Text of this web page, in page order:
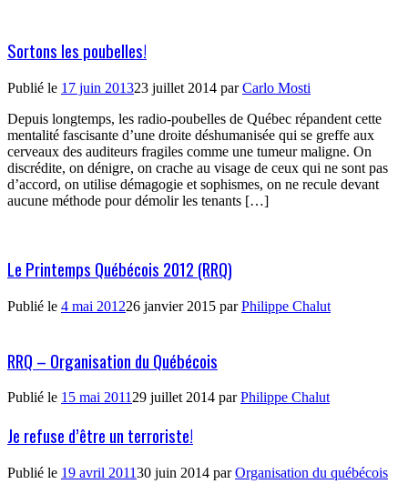
Sortons les poubelles!
Publié le 17 juin 201323 juillet 2014 parCarlo Mosti
Depuis longtemps, les radio-poubelles de Québec répandent cette
mentalité fascisante d’une droite déshumanisée qui se greffe aux
cerveaux des auditeurs fragiles comme une tumeur maligne. On
discrédite, on dénigre, on crache au visage de ceux qui ne sont pas
d’accord, on utilise démagogie et sophismes, on ne recule devant
aucune méthode pour démolir les tenants […]
Le Printemps Québécois 2012 (RRQ)
Publié le 4 mai 201226 janvier 2015 parPhilippe Chalut
RRQ – Organisation du Québécois
Publié le 15 mai 201129 juillet 2014 parPhilippe Chalut
Je refuse d’être un terroriste!
Publié le 19 avril 201130 juin 2014 parOrganisation du québécois